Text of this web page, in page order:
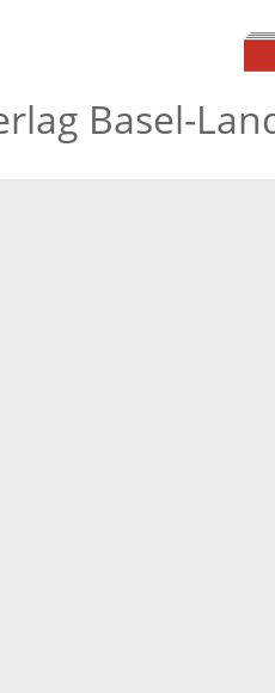
Basel-